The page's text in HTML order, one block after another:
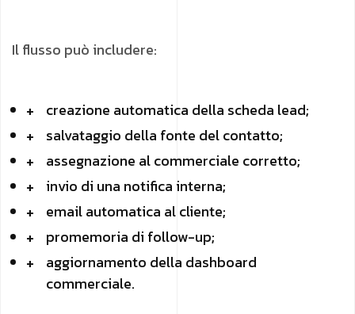
Il flusso può includere:
creazione automatica della scheda lead;
salvataggio della fonte del contatto;
assegnazione al commerciale corretto;
invio di una notifica interna;
email automatica al cliente;
promemoria di follow-up;
aggiornamento della dashboard
commerciale.